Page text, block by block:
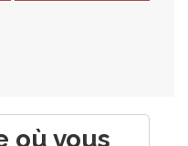
où vous